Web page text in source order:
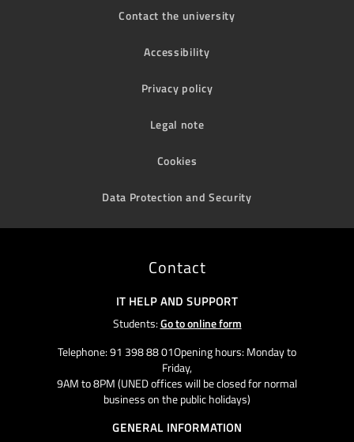
Contact the university
Accessibility
Privacy policy
Legal note
Cookies
Data Protection and Security
Contact
IT HELP AND SUPPORT
Students:Go to online form
Telephone: 91 398 88 01Opening hours: Monday to
Friday,
9AM to 8PM (UNED offices will be closed for normal
business on the public holidays)
GENERAL INFORMATION